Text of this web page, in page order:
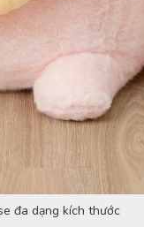
đa dạng kích thước